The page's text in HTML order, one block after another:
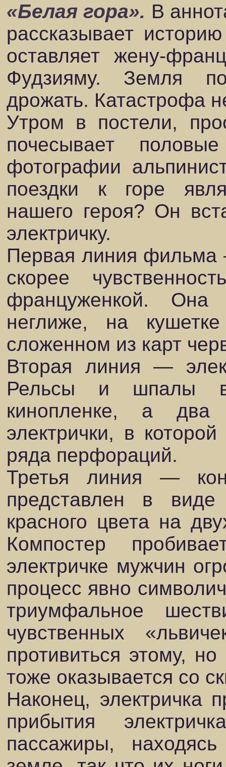
«Белая гора». В
рассказывает
оставляет жену-
Фудзияму. Земля
дрожать. Катастрофа
Утром в постели,
почесывает
фотографии
поездки к горе
нашего героя? Он
электричку.
Первая линия
скорее
француженкой. Она
неглиже, на
сложенном из карт
Вторая линия —
Рельсы и шпалы
кинопленке, а два
электрички, в
ряда перфораций.
Третья линия —
представлен в виде
красного цвета на
Компостер
электричке мужчин
процесс явно
триумфальное
чувственных
противиться этому,
тоже оказывается со
Наконец, электричка
прибытия
пассажиры,